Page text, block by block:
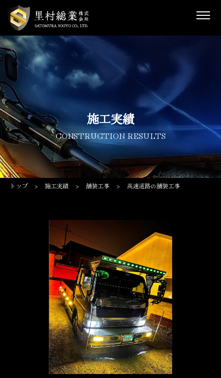
施工実績
CONSTRUCTION RESULTS
トップ > 施工実績 > 舗装工事 > 高速道路の舗装工事